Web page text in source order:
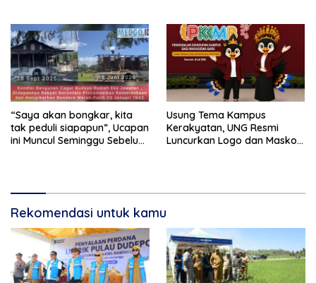
Polda Gorontalo Diminta
Profesional
“Saya akan bongkar, kita
tak peduli siapapun”, Ucapan
ini Muncul Seminggu Sebelum
Usung Tema Kampus
Kerakyatan, UNG Resmi
Luncurkan Logo dan Maskot
Rekomendasi untuk kamu